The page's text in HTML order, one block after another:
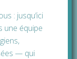
: jusqu’ici
une équipe
— qui